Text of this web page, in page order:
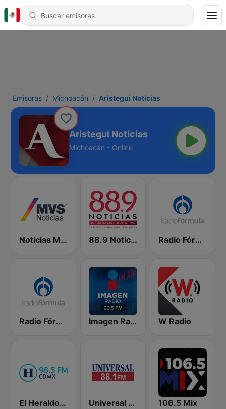
Emisoras Michoacán Aristegui Noticias
Aristegui Noticias
Michoacán - Online
Noticias MVS 88.9 Noticias Radio Fórmula 103.3 FM
Radio Fórmula 104.1 FM Imagen Radio 90.5 FM W Radio
El Heraldo de México Universal 88.1 FM 106.5 Mix